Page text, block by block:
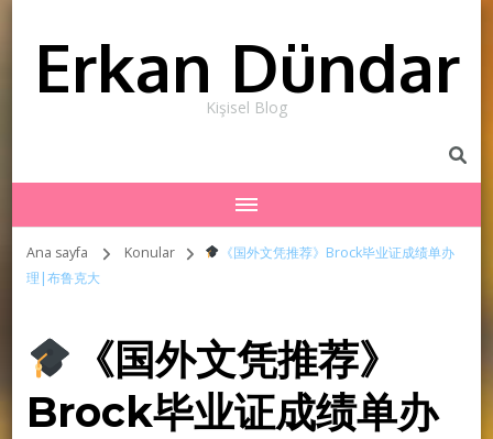
Erkan Dündar
Kişisel Blog
Ana sayfa Konular
《国外文凭推荐》Brock毕业证成绩单办
理|布鲁克大
《国外文凭推荐》
Brock毕业证成绩单办